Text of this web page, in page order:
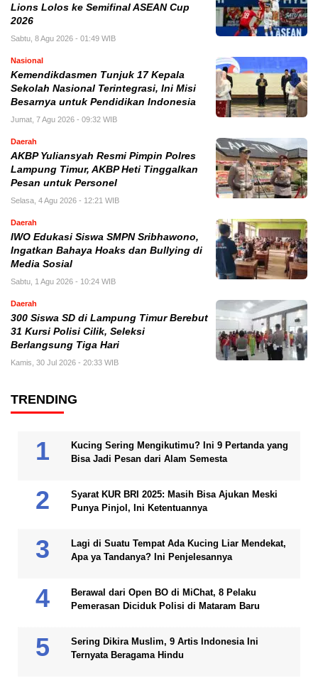
Lions Lolos ke Semifinal ASEAN Cup
2026
Sabtu, 8 Agu 2026 - 01:49 WIB
Nasional
Kemendikdasmen Tunjuk 17 Kepala
Sekolah Nasional Terintegrasi, Ini Misi
Besarnya untuk Pendidikan Indonesia
Jumat, 7 Agu 2026 - 09:32 WIB
Daerah
AKBP Yuliansyah Resmi Pimpin Polres
Lampung Timur, AKBP Heti Tinggalkan
Pesan untuk Personel
Selasa, 4 Agu 2026 - 12:21 WIB
Daerah
IWO Edukasi Siswa SMPN Sribhawono,
Ingatkan Bahaya Hoaks dan Bullying di
Media Sosial
Sabtu, 1 Agu 2026 - 10:24 WIB
Daerah
300 Siswa SD di Lampung Timur Berebut
31 Kursi Polisi Cilik, Seleksi
Berlangsung Tiga Hari
Kamis, 30 Jul 2026 - 20:33 WIB
TRENDING
Kucing Sering Mengikutimu? Ini 9 Pertanda yang
Bisa Jadi Pesan dari Alam Semesta
Syarat KUR BRI 2025: Masih Bisa Ajukan Meski
Punya Pinjol, Ini Ketentuannya
Lagi di Suatu Tempat Ada Kucing Liar Mendekat,
Apa ya Tandanya? Ini Penjelesannya
Berawal dari Open BO di MiChat, 8 Pelaku
Pemerasan Diciduk Polisi di Mataram Baru
Sering Dikira Muslim, 9 Artis Indonesia Ini
Ternyata Beragama Hindu